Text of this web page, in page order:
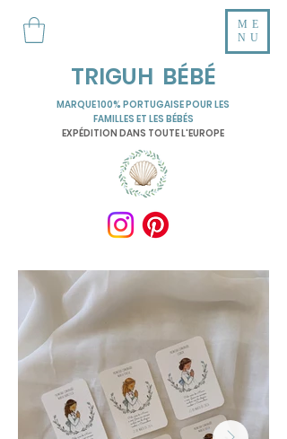
TRIGUH BÉBÉ
ME
NU
MARQUE 100% PORTUGAISE POUR LES
FAMILLES ET LES BÉBÉS
EXPÉDITION DANS TOUTE L'EUROPE